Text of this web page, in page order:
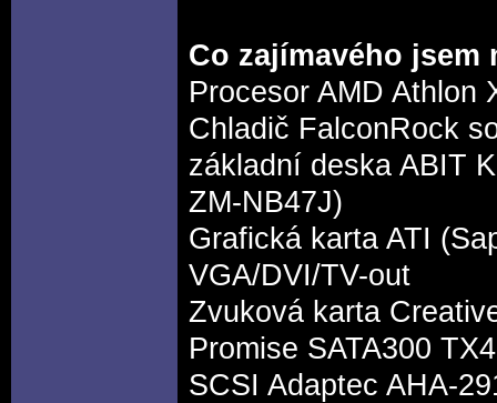
Co zajímavého jsem
Procesor AMD Athlon
Chladič FalconRock
základní deska ABIT
ZM-NB47J)
Grafická karta ATI
VGA/DVI/TV-out
Zvuková karta
Promise SATA300
SCSI Adaptec AHA-